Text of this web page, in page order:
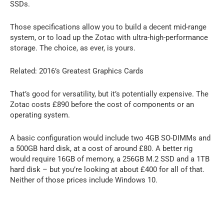
SSDs.
Those specifications allow you to build a decent mid-range
system, or to load up the Zotac with ultra-high-performance
storage. The choice, as ever, is yours.
Related: 2016’s Greatest Graphics Cards
That’s good for versatility, but it’s potentially expensive. The
Zotac costs £890 before the cost of components or an
operating system.
A basic configuration would include two 4GB SO-DIMMs and
a 500GB hard disk, at a cost of around £80. A better rig
would require 16GB of memory, a 256GB M.2 SSD and a 1TB
hard disk – but you’re looking at about £400 for all of that.
Neither of those prices include Windows 10.